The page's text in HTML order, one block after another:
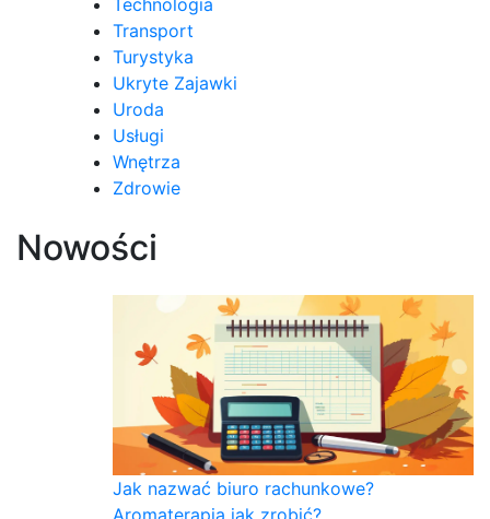
Transport
Turystyka
Ukryte Zajawki
Uroda
Usługi
Wnętrza
Zdrowie
Nowości
Jak nazwać biuro rachunkowe?
Aromaterapia jak zrobić?